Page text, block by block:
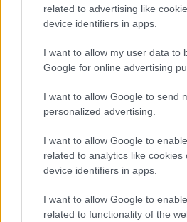
related to advertising like
device identifiers in apps.
I want to allow my user data to
Google for online advertising
I want to allow Google to send
personalized advertising.
I want to allow Google to
related to analytics like cookies
device identifiers in apps.
I want to allow Google to
related to functionality of the
Μέτρα για την
Κεντρική Οδό
Κεντρική Οδός,
Επιδείνωσης Καιρού της
Μετεωρολογικής
βράδυ του Σαββάτου 28/
30/12, προβλέπεται
με αισθητή πτώση της
χιονοπτώσεις ακόμη και
χαμηλότερο υψόμετρο της